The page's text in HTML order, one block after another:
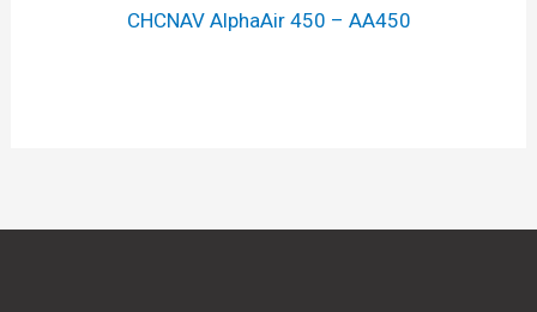
CHCNAV AlphaAir 450 – AA450